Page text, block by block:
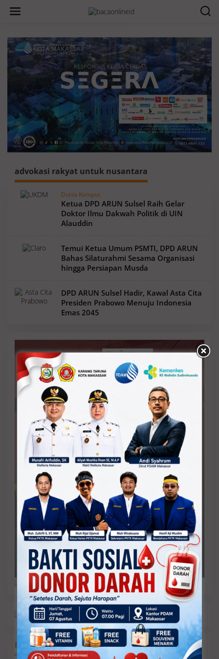
advokasi rakyat untuk nusantara
Dunia Kampus
Ketua DPD ARUN Sulsel Raih Gelar
Doktor Ilmu Dakwah Politik di UIN
Alauddin
Temui Ketua Umum PSMTI, DPD ARUN
Bahas Silaturahmi Sesama Organisasi
hingga Persiapan Musda
DPD ARUN Sulsel Hadir, Kawal Asta Cita
Presiden Prabowo Menuju Indonesia
Emas 2045
Balik ke Artikel Terbaru